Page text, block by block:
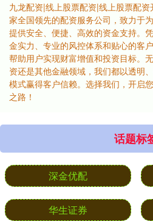
九龙配资|线上股票配资|线上股票配
家全国领先的配资服务公司，致力于
提供安全、便捷、高效的资金支持。
金实力、专业的风控体系和贴心的客
帮助用户实现财富增值和投资目标。
资还是其他金融领域，我们都以透明
模式赢得客户信赖。选择我们，开启
之路！
话题标
深金优配
华生证券